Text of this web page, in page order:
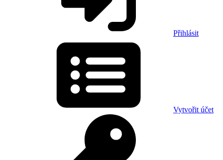
Přihlásit
Vytvořit účet